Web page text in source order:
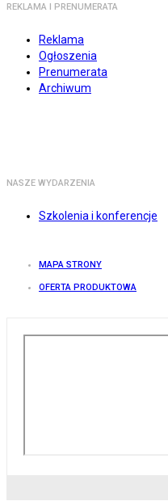
REKLAMA I PRENUMERATA
Reklama
Ogłoszenia
Prenumerata
Archiwum
NASZE WYDARZENIA
Szkolenia i konferencje
MAPA STRONY
OFERTA PRODUKTOWA